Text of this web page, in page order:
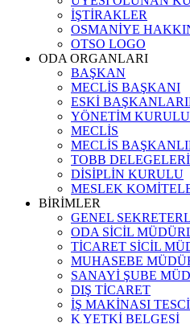
İŞTİRAKLER
OSMANİYE
OTSO LOGO
ODA ORGANLARI
BAŞKAN
MECLİS BAŞKANI
ESKİ
YÖNETİM KURULU
MECLİS
MECLİS
TOBB DELEGELERİ
DİSİPLİN KURULU
MESLEK
BİRİMLER
GENEL
ODA SİCİL
TİCARET SİCİL
MUHASEBE
SANAYİ ŞUBE
DIŞ TİCARET
İŞ MAKİNASI
K YETKİ BELGESİ